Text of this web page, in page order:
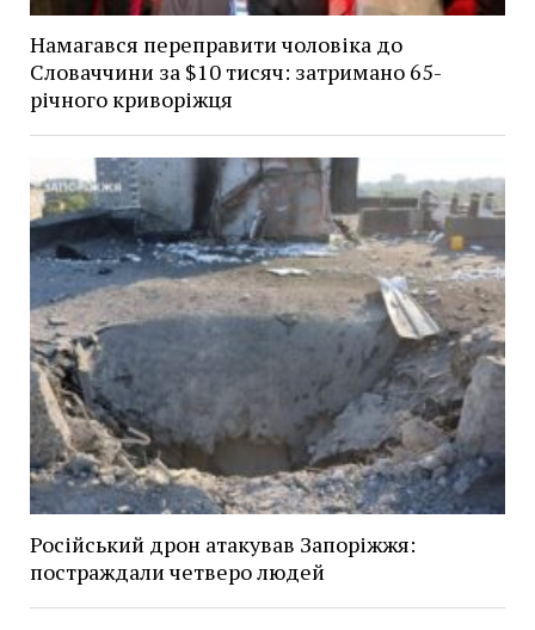
Намагався переправити чоловіка до
Словаччини за $10 тисяч: затримано 65-
річного криворіжця
Російський дрон атакував Запоріжжя:
постраждали четверо людей